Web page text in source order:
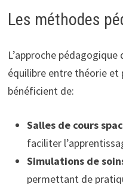
Les méthodes
L’approche pédagogique
équilibre entre théorie et
bénéficient de:
Salles de cours
faciliter
Simulations de
permettant de